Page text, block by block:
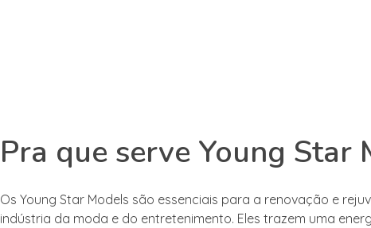
Pra que serve Young Star
Os Young Star Models são essenciais para a renovação e
indústria da moda e do entretenimento. Eles trazem uma